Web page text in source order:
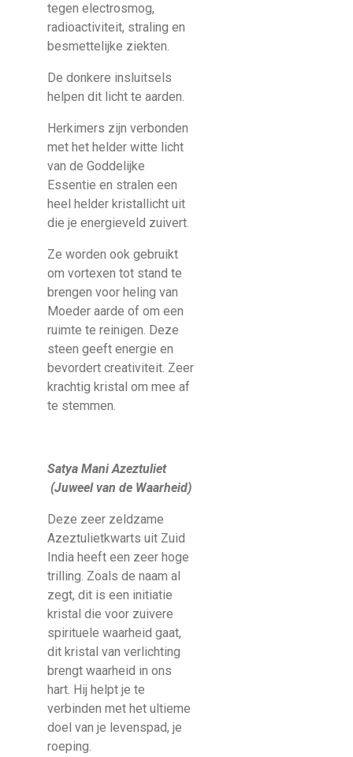
tegen electrosmog,
radioactiviteit, straling en
besmettelijke ziekten.
De donkere insluitsels
helpen dit licht te aarden.
Herkimers zijn verbonden
met het helder witte licht
van de Goddelijke
Essentie en stralen een
heel helder kristallicht uit
die je energieveld zuivert.
Ze worden ook gebruikt
om vortexen tot stand te
brengen voor heling van
Moeder aarde of om een
ruimte te reinigen. Deze
steen geeft energie en
bevordert creativiteit. Zeer
krachtig kristal om mee af
te stemmen.
Satya Mani Azeztuliet
(Juweel van de Waarheid)
Deze zeer zeldzame
Azeztulietkwarts uit Zuid
India heeft een zeer hoge
trilling. Zoals de naam al
zegt, dit is een initiatie
kristal die voor zuivere
spirituele waarheid gaat,
dit kristal van verlichting
brengt waarheid in ons
hart. Hij helpt je te
verbinden met het ultieme
doel van je levenspad, je
roeping.